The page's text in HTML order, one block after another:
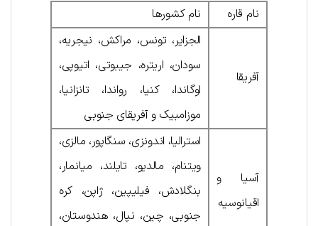
نام قاره نام کشورها
آفریقا
الجزایر، تونس، مراکش، نیجریه،
سودان، اریتره، جیبوتی، اتیوپی،
اوگاندا، کنیا، رواندا، تانزانیا،
موزامبیک و آفریقای جنوبی
آسیا و
اقیانوسیه
استرالیا، اندونزی، سنگاپور، مالزی،
ویتنام، مالدیو، تایلند، میانمار،
بنگلادش، فیلیپین، ژاپن، کره
جنوبی، چین، نپال، هندوستان،